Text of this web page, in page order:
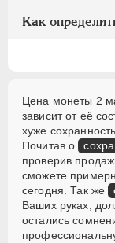
Как
Цена монеты 2
зависит от её
хуже
Почитав о
проверив
сможете
сегодня. Так же
Ваших руках,
остались
2 пенни
НИКОЛАЙ II
ВРЕМЕННОЕ